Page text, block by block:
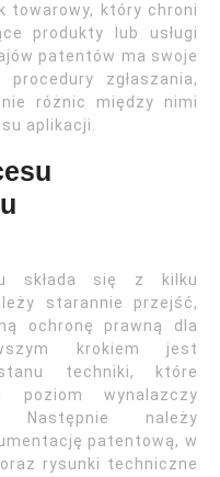
towarowy, który chroni
produkty lub usługi
patentów ma swoje
zgłaszania,
różnic między nimi
aplikacji.
składa się z kilku
starannie przejść,
ochronę prawną dla
krokiem jest
techniki, które
wynalazczy
Następnie należy
patentową, w
rysunki techniczne